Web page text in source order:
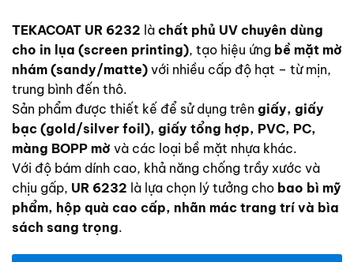
TEKACOAT UR 6232 là chất phủ UV chuyên dùng
cho in lụa (screen printing), tạo hiệu ứng bề mặt mờ
nhám (sandy/matte) với nhiều cấp độ hạt – từ mịn,
trung bình đến thô.
Sản phẩm được thiết kế để sử dụng trên giấy, giấy
bạc (gold/silver foil), giấy tổng hợp, PVC, PC,
màng BOPP mờ và các loại bề mặt nhựa khác.
Với độ bám dính cao, khả năng chống trầy xước và
chịu gấp, UR 6232 là lựa chọn lý tưởng cho bao bì mỹ
phẩm, hộp quà cao cấp, nhãn mác trang trí và bìa
sách sang trọng.